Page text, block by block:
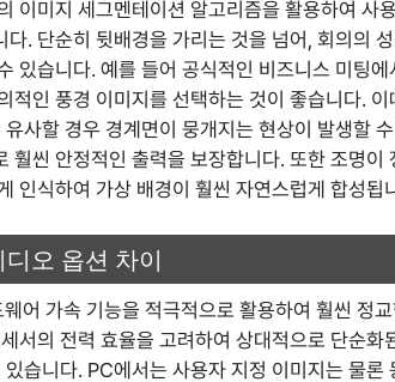
이미지 세그멘테이션 알고리즘을 활용하여 사
. 단순히 뒷배경을 가리는 것을 넘어, 회의의
있습니다. 예를 들어 공식적인 비즈니스 미팅
적인 풍경 이미지를 선택하는 것이 좋습니다.
사할 경우 경계면이 뭉개지는 현상이 발생할
훨씬 안정적인 출력을 보장합니다. 또한 조명이
인식하여 가상 배경이 훨씬 자연스럽게 합성됩
오 옵션 차이
어 가속 기능을 적극적으로 활용하여 훨씬 정
서의 전력 효율을 고려하여 상대적으로 단순화
습니다. PC에서는 사용자 지정 이미지는 물론